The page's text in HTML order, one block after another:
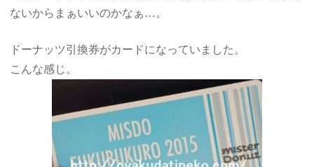
ないからまぁいいのかなぁ…。
ドーナッツ引換券がカードになっていました。
こんな感じ。